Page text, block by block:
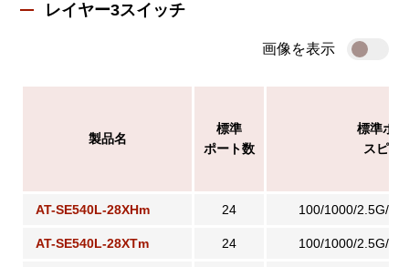
レイヤー3スイッチ
画像を表示
製品名
標準
ポート数
標準ポ
スピー
AT-SE540L-28XHm 24 100/1000/2.5G/
AT-SE540L-28XTm 24 100/1000/2.5G/